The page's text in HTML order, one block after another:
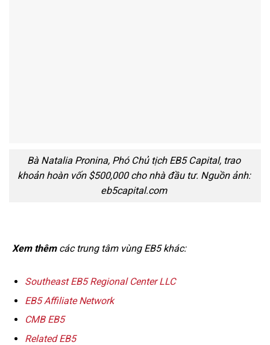
Bà Natalia Pronina, Phó Chủ tịch EB5 Capital, trao
khoản hoàn vốn $500,000 cho nhà đầu tư. Nguồn ảnh:
eb5capital.com
Xem thêmcác trung tâm vùng EB5 khác:
Southeast EB5 Regional Center LLC
EB5 Affiliate Network
CMB EB5
Related EB5